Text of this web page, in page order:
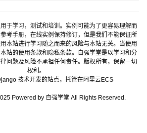
于学习，测试和培训。实例可能为了更容易理解而
考手册，在线实例保持修订，但是我们不能保证所
本站进行学习随之而来的风险与本站无关。当使用
站的使用条款和隐私条款。自强学堂是以学习和分
问题及风险不承担任何责任。版权所有，保留一切
权利。
技术开发的站点，托管在阿里云ECS
Powered by 自强学堂 All Rights Reserved.